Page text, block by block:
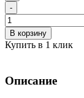
-
В корзину
Купить в 1 клик
Описание